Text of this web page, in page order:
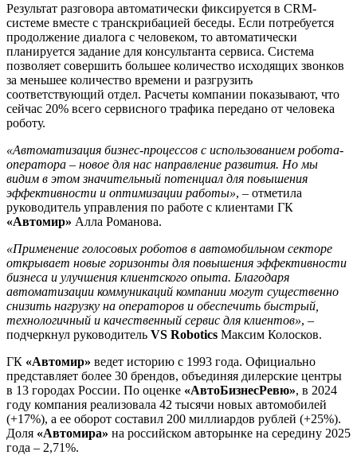
Результат разговора автоматически фиксируется в CRM-
системе вместе с транскрибацией беседы. Если потребуется
продолжение диалога с человеком, то автоматически
планируется задание для консультанта сервиса. Система
позволяет совершить большее количество исходящих звонков
за меньшее количество времени и разгрузить
соответствующий отдел. Расчеты компании показывают, что
сейчас 20% всего сервисного трафика передано от человека
роботу.
«Автоматизация бизнес-процессов с использованием робота-
оператора – новое для нас направление развития. Но мы
видим в этом значительный потенциал для повышения
эффективности и оптимизации работы», – отметила
руководитель управления по работе с клиентами ГК
«Автомир» Алла Романова.
«Применение голосовых роботов в автомобильном секторе
открывает новые горизонты для повышения эффективности
бизнеса и улучшения клиентского опыта. Благодаря
автоматизации коммуникаций компании могут существенно
снизить нагрузку на операторов и обеспечить быстрый,
технологичный и качественный сервис для клиентов», –
подчеркнул руководитель VS Robotics Максим Колосков.
ГК «Автомир» ведет историю с 1993 года. Официально
представляет более 30 брендов, объединяя дилерские центры
в 13 городах России. По оценке «АвтоБизнесРевю», в 2024
году компания реализовала 42 тысячи новых автомобилей
(+17%), а ее оборот составил 200 миллиардов рублей (+25%).
Доля «Автомира» на российском авторынке на середину 2025
года – 2,71%.